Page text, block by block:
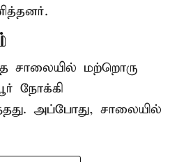
சாலையில் மற்றொரு
நோக்கி
அப்போது, சாலையில்